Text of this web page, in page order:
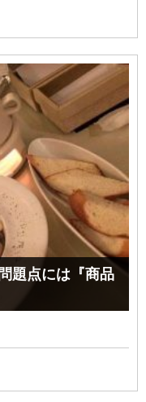
題点には『商品